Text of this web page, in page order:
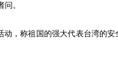
。
，称祖国的强大代表台湾的安